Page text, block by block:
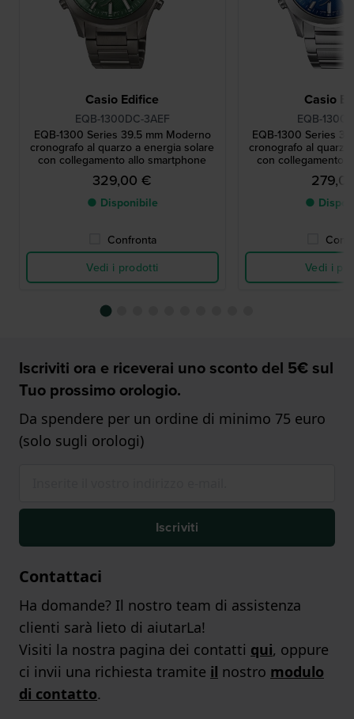
Casio Edifice
EQB-1300DC-3AEF
EQB-1300 Series 39.5 mm Moderno
cronografo al quarzo a energia solare
con collegamento allo smartphone
329,00 €
● Disponibile
Confronta
Vedi i prodotti
Casio
EQB-
EQB-1300 Series
cronografo al
con collegamento
●
Vedi i
Iscriviti ora e riceverai uno sconto del 5€ sul
Tuo prossimo orologio.
Da spendere per un ordine di minimo 75 euro
(solo sugli orologi)
Iscriviti
Contattaci
Ha domande? Il nostro team di assistenza
clienti sarà lieto di aiutarLa!
Visiti la nostra pagina dei contatti qui, oppure
ci invii una richiesta tramite il nostro modulo
di contatto.